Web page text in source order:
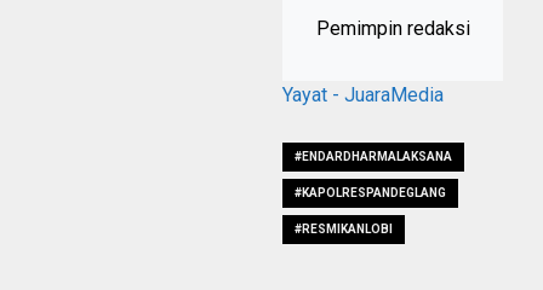
Pemimpin redaksi
Yayat - JuaraMedia
#ENDARDHARMALAKSANA
#KAPOLRESPANDEGLANG
#RESMIKANLOBI